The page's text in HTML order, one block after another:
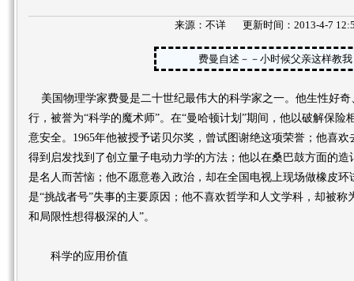
来源： 不详 更新时间：2013-4-7
费曼自述－－小时候父亲这样教我
美国物理学家费曼是二十世纪最伟大的科学家之一。他生性好奇
行，被誉为“科学的魔术师”。在“曼哈顿计划”期间，他以破解保险
意安全。1965年他被授予诺贝尔奖，曾试图谢绝这项荣誉；他喜
得到启发找到了创立量子电动力学的方法；他以在桑巴鼓方面的
是名人而苦恼；他不愿意卷入政治，却在全国电视上现场做橡皮
是“挑战者号”失事的主要原因；他不喜欢哲学和人文学科，却被称
和局限性想得极深的人”。
科学的应用价值